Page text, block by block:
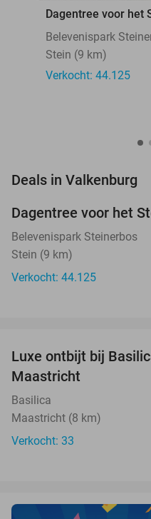
Dagentree voor het
Belevenispark
Stein (9 km)
Verkocht: 44.125
Deals in Valkenburg
Dagentree voor het
Belevenispark Steinerbos
Stein (9 km)
Verkocht: 44.125
TODAY
Luxe ontbijt bij
Maastricht
Basilica
Maastricht (8 km)
Verkocht: 33